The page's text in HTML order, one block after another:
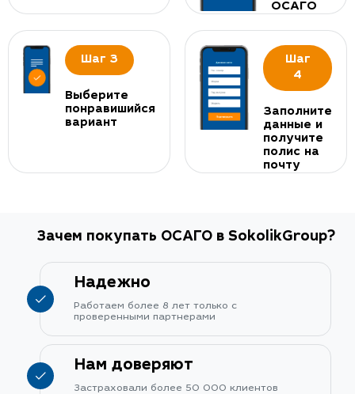
ОСАГО
Шаг 3
Выберите
понравишийся
вариант
Шаг
4
Заполните
данные и
получите
полис на
почту
Зачем покупать ОСАГО в SokolikGroup?
Надежно
Работаем более 8 лет только с
проверенными партнерами
Нам доверяют
Застраховали более 50 000 клиентов